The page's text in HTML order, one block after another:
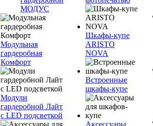
МОДУС
Модульная
гардеробная
Комфорт
Модули
гардеробной Лайт
с LED подсветкой
Шкафы-купе
ARISTO
NOVA
Встроенные
шкафы-купе
Аксессуары